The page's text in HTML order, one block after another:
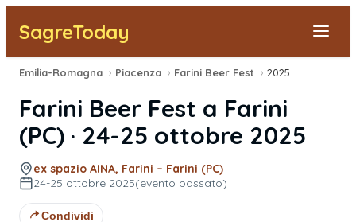
SagreToday
Segnala una sagra
Tutte le Sagre
Vicino a Me
Emilia-Romagna › Piacenza › Farini Beer Fest › 2025
Farini Beer Fest a Farini
(PC) · 24-25 ottobre 2025
ex spazio AINA, Farini – Farini (PC)
24-25 ottobre 2025(evento passato)
Condividi